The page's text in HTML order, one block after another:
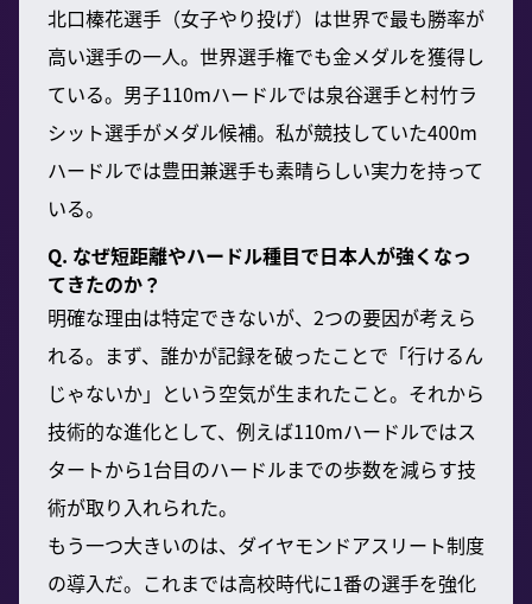
北口榛花選手（女子やり投げ）は世界で最も勝率が
高い選手の一人。世界選手権でも金メダルを獲得し
ている。男子110mハードルでは泉谷選手と村竹ラ
シット選手がメダル候補。私が競技していた400m
ハードルでは豊田兼選手も素晴らしい実力を持って
いる。
Q. なぜ短距離やハードル種目で日本人が強くなっ
てきたのか？
明確な理由は特定できないが、2つの要因が考えら
れる。まず、誰かが記録を破ったことで「行けるん
じゃないか」という空気が生まれたこと。それから
技術的な進化として、例えば110mハードルではス
タートから1台目のハードルまでの歩数を減らす技
術が取り入れられた。
もう一つ大きいのは、ダイヤモンドアスリート制度
の導入だ。これまでは高校時代に1番の選手を強化